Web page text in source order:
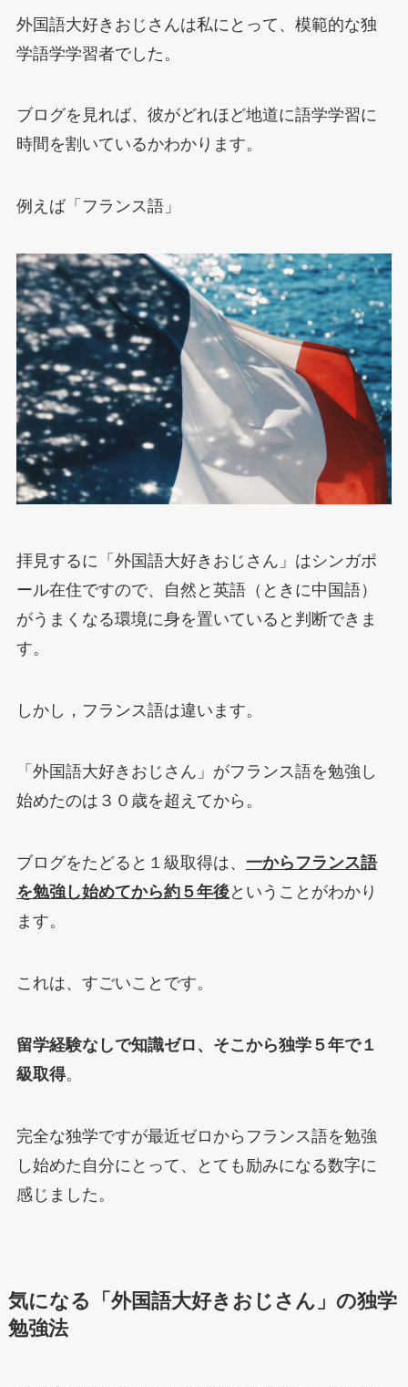
外国語大好きおじさんは私にとって、模範的な独
学語学学習者でした。
ブログを見れば、彼がどれほど地道に語学学習に
時間を割いているかわかります。
例えば「フランス語」
拝見するに「外国語大好きおじさん」はシンガポ
ール在住ですので、自然と英語（ときに中国語）
がうまくなる環境に身を置いていると判断できま
す。
しかし，フランス語は違います。
「外国語大好きおじさん」がフランス語を勉強し
始めたのは３０歳を超えてから。
ブログをたどると１級取得は、 一からフランス語
を勉強し始めてから約５年後ということがわかり
ます。
これは、すごいことです。
留学経験なしで知識ゼロ、そこから独学５年で１
級取得。
完全な独学ですが最近ゼロからフランス語を勉強
し始めた自分にとって、とても励みになる数字に
感じました。
気になる「外国語大好きおじさん」の独学
勉強法